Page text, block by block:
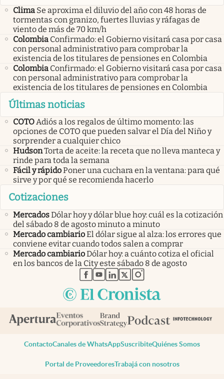
Clima Se aproxima el diluvio del año con 48 horas de
tormentas con granizo, fuertes lluvias y ráfagas de
viento de más de 70 km/h
Colombia Confirmado: el Gobierno visitará casa por casa
con personal administrativo para comprobar la
existencia de los titulares de pensiones en Colombia
Colombia Confirmado: el Gobierno visitará casa por casa
con personal administrativo para comprobar la
existencia de los titulares de pensiones en Colombia
Últimas noticias
COTOAdiós a los regalos de último momento: las
opciones de COTO que pueden salvar el Día del Niño y
sorprender a cualquier chico
HudsonTorta de aceite: la receta que no lleva manteca y
rinde para toda la semana
Fácil y rápidoPoner una cuchara en la ventana: para qué
sirve y por qué se recomienda hacerlo
Cotizaciones
MercadosDólar hoy y dólar blue hoy: cuál es la cotización
del sábado 8 de agosto minuto a minuto
Mercado cambiarioEl dólar sigue al alza: los errores que
conviene evitar cuando todos salen a comprar
Mercado cambiarioDólar hoy: a cuánto cotiza el oficial
en los bancos de la City este sábado 8 de agosto
abre en nueva pestaña
abre en nueva pestaña
abre en nueva pestaña
abre en nueva pestaña
abre en nueva pestaña
ContactoCanales de WhatsAppSuscribiteQuiénes Somos
Portal de ProveedoresTrabajá con nosotros